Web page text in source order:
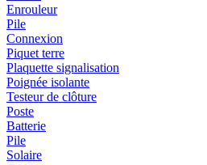
Enrouleur
Pile
Connexion
Piquet terre
Plaquette signalisation
Poignée isolante
Testeur de clôture
Poste
Batterie
Pile
Solaire